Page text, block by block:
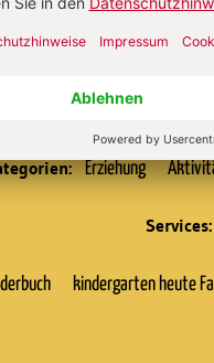
Erziehung
Services:
kindergarten heute